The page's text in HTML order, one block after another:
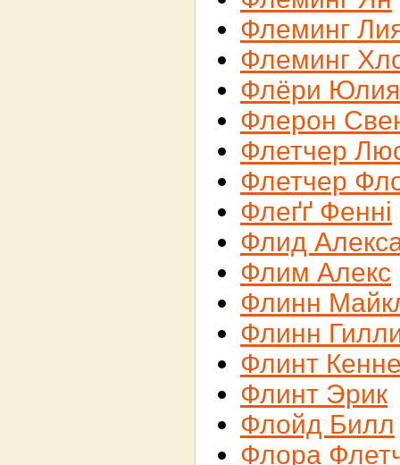
Флеминг
Флеминг
Флёри Юлия
Флерон
Флетчер
Флетчер
Флеґґ Фенні
Флид
Флим Алекс
Флинн
Флинн
Флинт
Флинт Эрик
Флойд Билл
Флора